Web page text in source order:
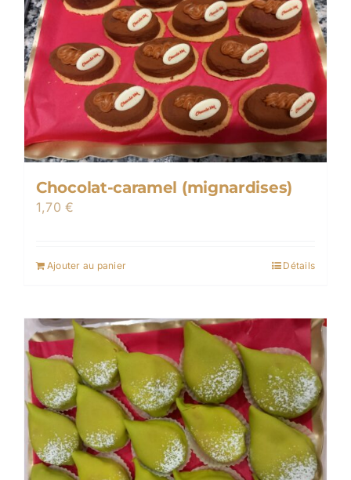
Chocolat-caramel (mignardises)
1,70€
Ajouter au panier Détails